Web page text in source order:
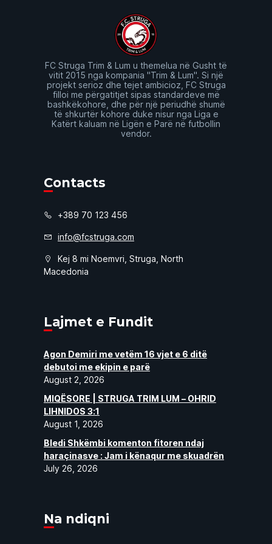
FC Struga Trim & Lum u themelua në Gusht të
vitit 2015 nga kompania "Trim & Lum". Si një
projekt serioz dhe tejet ambicioz, FC Struga
filloi me përgatitjet sipas standardeve më
bashkëkohore, dhe për një periudhë shumë
të shkurtër kohore duke nisur nga Liga e
Katërt kaluam në Ligën e Parë në futbollin
vendor.
Contacts
+389 70 123 456
info@fcstruga.com
Kej 8 mi Noemvri, Struga, North
Macedonia
Lajmet e Fundit
Agon Demiri me vetëm 16 vjet e 6 ditë
debutoi me ekipin e parë
August 2, 2026
MIQËSORE | STRUGA TRIM LUM – OHRID
LIHNIDOS 3:1
August 1, 2026
Bledi Shkëmbi komenton fitoren ndaj
haraçinasve : Jam i kënaqur me skuadrën
July 26, 2026
Na ndiqni